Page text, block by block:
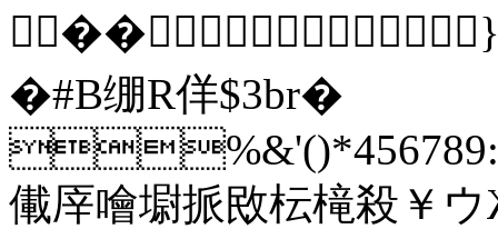
�#B绷R佯$3br�
儎厗噲墛挀敃枟槞殺￥